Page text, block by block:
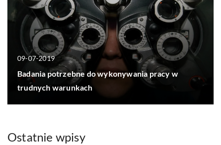
09-07-2019
Badania potrzebne do wykonywania pracy w
trudnych warunkach
Ostatnie wpisy